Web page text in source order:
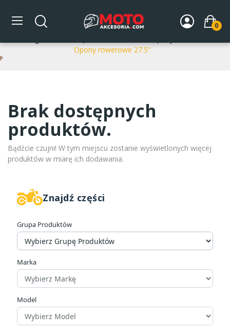
0
Opony rowerowe 27.5"
Opony rowerowe 27.5"
Znajdź części
Grupa Produktów
Marka
Model
Brak dostępnych
produktów.
Bądźcie czujni! W tym miejscu zostanie wyświetlonych więcej
produktów w miarę ich dodawania.